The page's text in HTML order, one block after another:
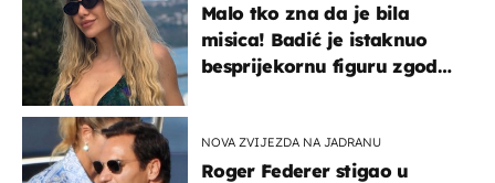
Malo tko zna da je bila
misica! Badić je istaknuo
besprijekornu figuru zgodne
NOVA ZVIJEZDA NA JADRANU
Roger Federer stigao u